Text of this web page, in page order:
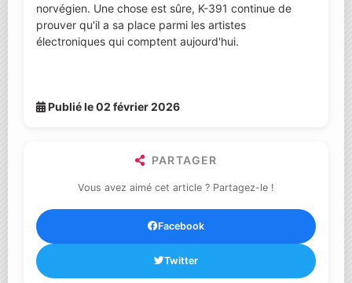
norvégien. Une chose est sûre, K-391 continue de
prouver qu'il a sa place parmi les artistes
électroniques qui comptent aujourd'hui.
Publié le 02 février 2026
PARTAGER
Vous avez aimé cet article ? Partagez-le !
Facebook
Twitter